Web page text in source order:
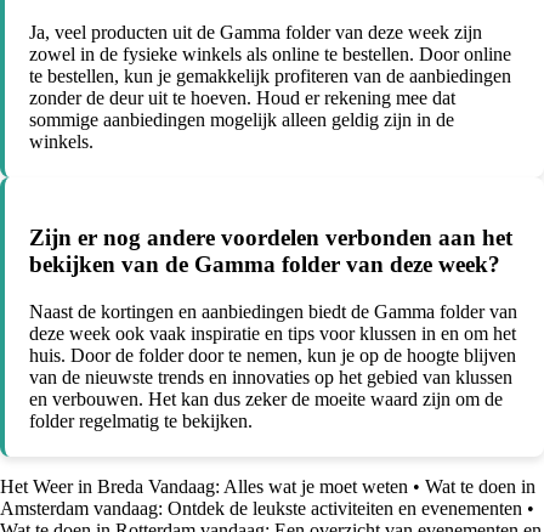
Ja, veel producten uit de Gamma folder van deze week zijn
zowel in de fysieke winkels als online te bestellen. Door online
te bestellen, kun je gemakkelijk profiteren van de aanbiedingen
zonder de deur uit te hoeven. Houd er rekening mee dat
sommige aanbiedingen mogelijk alleen geldig zijn in de
winkels.
Zijn er nog andere voordelen verbonden aan het
bekijken van de Gamma folder van deze week?
Naast de kortingen en aanbiedingen biedt de Gamma folder van
deze week ook vaak inspiratie en tips voor klussen in en om het
huis. Door de folder door te nemen, kun je op de hoogte blijven
van de nieuwste trends en innovaties op het gebied van klussen
en verbouwen. Het kan dus zeker de moeite waard zijn om de
folder regelmatig te bekijken.
Het Weer in Breda Vandaag: Alles wat je moet weten • Wat te doen in
Amsterdam vandaag: Ontdek de leukste activiteiten en evenementen •